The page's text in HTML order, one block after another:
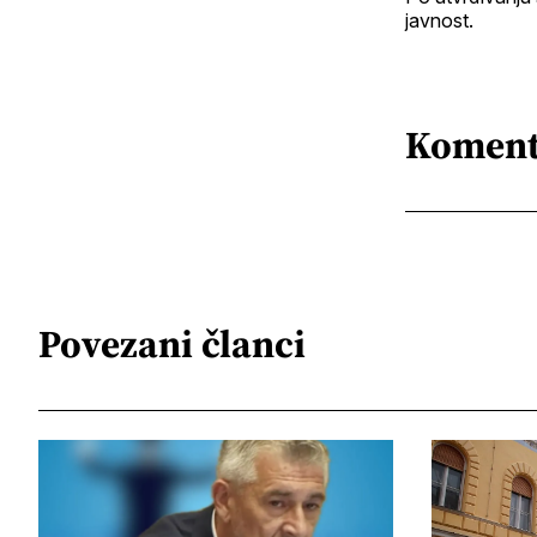
javnost.
Povezani članci